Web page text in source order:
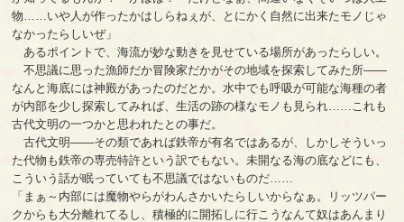
物……いや人が作ったかはしらねぇが、とにかく自然に出来たモノじゃ
なかったらしいぜ」
あるポイントで、海流が妙な動きを見せている場所があったらしい。
不思議に思った漁師だか冒険家だかがその地域を探索してみた所――
なんと海底には神殿があったのだとか。水中でも呼吸が可能な海種の者
が内部を少し探索してみれば、生活の跡の様なモノも見られ……これも
古代文明の一つかと思われたとの事だ。
古代文明――その類であれば鉄帝が有名ではあるが、しかしそういっ
た代物も鉄帝の専売特許という訳でもない。未開なる海の底などにも、
こういう話が眠っていても不思議ではないものだ……
「まぁ～内部には魔物やらがわんさかいたらしいからなぁ。リッツパー
クからも大分離れてるし、積極的に開拓しに行こうなんて奴はあんまり